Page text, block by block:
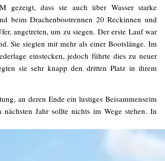
gezeigt, dass sie auch über Wasser starke
beim Drachenbootrennen 20 Reckinnen und
angetreten, um zu siegen. Der erste Lauf war
Sie siegten mit mehr als einer Bootslänge. Im
einstecken, jedoch führte dies zu neuer
sie sehr knapp den dritten Platz in ihrem
an deren Ende ein lustiges Beisammenseim
Jahr sollte nichts im Wege stehen. In